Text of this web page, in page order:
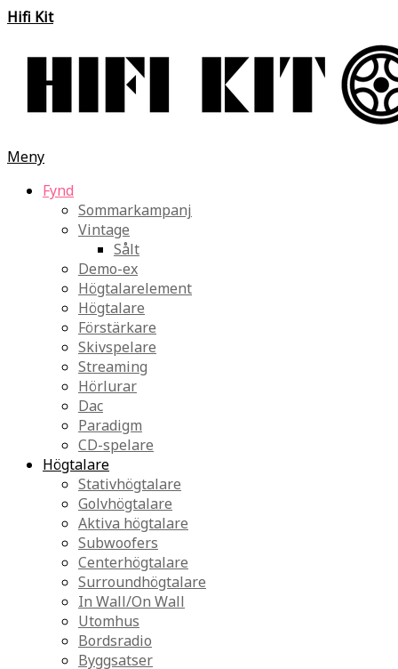
Hifi Kit
Meny
Fynd
Sommarkampanj
Vintage
Sålt
Demo-ex
Högtalarelement
Högtalare
Förstärkare
Skivspelare
Streaming
Hörlurar
Dac
Paradigm
CD-spelare
Högtalare
Stativhögtalare
Golvhögtalare
Aktiva högtalare
Subwoofers
Centerhögtalare
Surroundhögtalare
In Wall/On Wall
Utomhus
Bordsradio
Byggsatser